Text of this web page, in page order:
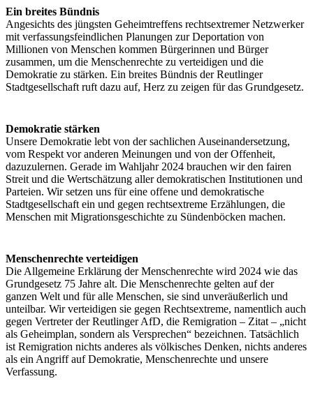
Ein breites Bündnis
Angesichts des jüngsten Geheimtreffens rechtsextremer Netzwerker
mit verfassungsfeindlichen Planungen zur Deportation von
Millionen von Menschen kommen Bürgerinnen und Bürger
zusammen, um die Menschenrechte zu verteidigen und die
Demokratie zu stärken. Ein breites Bündnis der Reutlinger
Stadtgesellschaft ruft dazu auf, Herz zu zeigen für das Grundgesetz.
Demokratie stärken
Unsere Demokratie lebt von der sachlichen Auseinandersetzung,
vom Respekt vor anderen Meinungen und von der Offenheit,
dazuzulernen. Gerade im Wahljahr 2024 brauchen wir den fairen
Streit und die Wertschätzung aller demokratischen Institutionen und
Parteien. Wir setzen uns für eine offene und demokratische
Stadtgesellschaft ein und gegen rechtsextreme Erzählungen, die
Menschen mit Migrationsgeschichte zu Sündenböcken machen.
Menschenrechte verteidigen
Die Allgemeine Erklärung der Menschenrechte wird 2024 wie das
Grundgesetz 75 Jahre alt. Die Menschenrechte gelten auf der
ganzen Welt und für alle Menschen, sie sind unveräußerlich und
unteilbar. Wir verteidigen sie gegen Rechtsextreme, namentlich auch
gegen Vertreter der Reutlinger AfD, die Remigration – Zitat – „nicht
als Geheimplan, sondern als Versprechen“ bezeichnen. Tatsächlich
ist Remigration nichts anderes als völkisches Denken, nichts anderes
als ein Angriff auf Demokratie, Menschenrechte und unsere
Verfassung.